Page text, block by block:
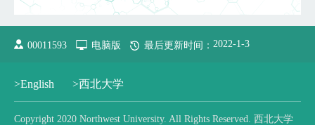
00011593 电脑版 最后更新时间： 2022-1-3
>English >西北大学
Copyright 2020 Northwest University. All Rights Reserved. 西北大学